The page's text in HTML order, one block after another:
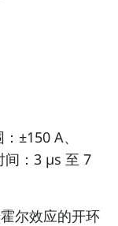
±150 A、
间：3 µs 至 7
尔效应的开环